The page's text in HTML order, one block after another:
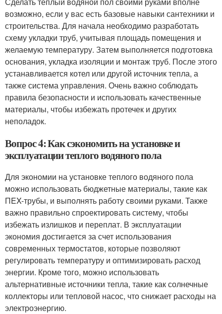
возможно, если у вас есть базовые навыки сантехники и
строительства. Для начала необходимо разработать
схему укладки труб, учитывая площадь помещения и
желаемую температуру. Затем выполняется подготовка
основания, укладка изоляции и монтаж труб. После этого
устанавливается котел или другой источник тепла, а
также система управления. Очень важно соблюдать
правила безопасности и использовать качественные
материалы, чтобы избежать протечек и других
неполадок.
Вопрос 4: Как сэкономить на установке и
эксплуатации теплого водяного пола
Для экономии на установке теплого водяного пола
можно использовать бюджетные материалы, такие как
ПEX-трубы, и выполнять работу своими руками. Также
важно правильно спроектировать систему, чтобы
избежать излишков и переплат. В эксплуатации
экономия достигается за счет использования
современных термостатов, которые позволяют
регулировать температуру и оптимизировать расход
энергии. Кроме того, можно использовать
альтернативные источники тепла, такие как солнечные
коллекторы или тепловой насос, что снижает расходы на
электроэнергию.